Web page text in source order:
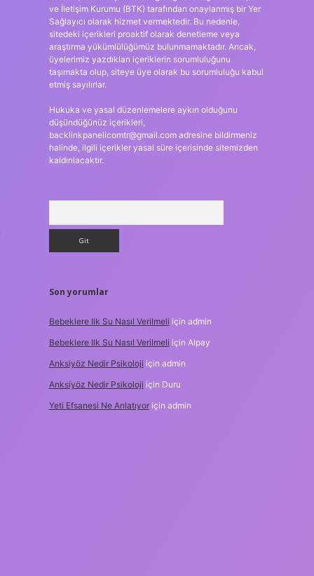
ve İletişim Kurumu (BTK) tarafından onaylanmış bir Yer
Sağlayıcı olarak hizmet vermektedir. Bu nedenle,
sitedeki içerikleri proaktif olarak denetleme veya
araştırma yükümlülüğümüz bulunmamaktadır. Ancak,
üyelerimiz yazdıkları içeriklerin sorumluluğunu
taşımakta olup, siteye üye olarak bu sorumluluğu kabul
etmiş sayılırlar.
Hukuka ve yasal düzenlemelere aykırı olduğunu
düşündüğünüz içerikleri,
backlinkpanelicomtr@gmail.comadresine bildirmeniz
halinde, ilgili içerikler yasal süre içerisinde sitemizden
kaldırılacaktır.
Son yorumlar
Bebeklere Ilk Su Nasıl Verilmeli için admin
Bebeklere Ilk Su Nasıl Verilmeli için Alpay
Anksiyöz Nedir Psikoloji için admin
Anksiyöz Nedir Psikoloji için Duru
Yeti Efsanesi Ne Anlatıyoriçin admin